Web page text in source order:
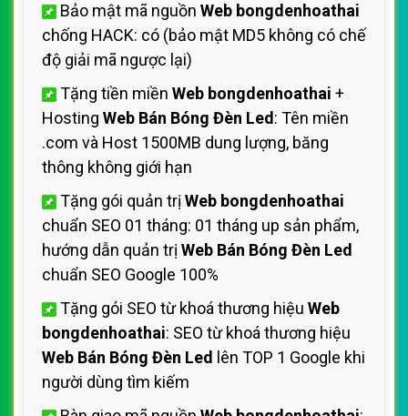
Bảo mật mã nguồn Web bongdenhoathai
chống HACK: có (bảo mật MD5 không có chế
độ giải mã ngược lại)
Tặng tiền miền Web bongdenhoathai +
Hosting Web Bán Bóng Đèn Led : Tên miền
.com và Host 1500MB dung lượng, băng
thông không giới hạn
Tặng gói quản trị Web bongdenhoathai
chuẩn SEO 01 tháng: 01 tháng up sản phẩm,
hướng dẫn quản trị Web Bán Bóng Đèn Led
chuẩn SEO Google 100%
Tặng gói SEO từ khoá thương hiệu Web
bongdenhoathai: SEO từ khoá thương hiệu
Web Bán Bóng Đèn Led
lên TOP 1 Google khi
người dùng tìm kiếm